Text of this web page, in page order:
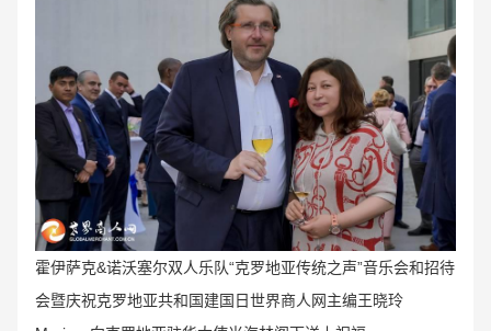
霍伊萨克&诺沃塞尔双人乐队“克罗地亚传统之声”音乐会和招待
会暨庆祝克罗地亚共和国建国日世界商人网主编王晓玲